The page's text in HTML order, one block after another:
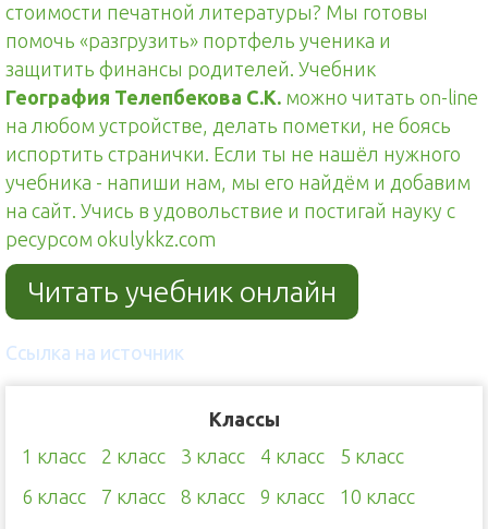
стоимости печатной литературы? Мы готовы
помочь «разгрузить» портфель ученика и
защитить финансы родителей. Учебник
География Телепбекова С.К. можно читать on-line
на любом устройстве, делать пометки, не боясь
испортить странички. Если ты не нашёл нужного
учебника - напиши нам, мы его найдём и добавим
на сайт. Учись в удовольствие и постигай науку с
ресурсом okulykkz.com
Читать учебник онлайн
Ссылка на источник
Классы
1 класс
2 класс 3 класс 4 класс
5 класс
6 класс
7 класс 8 класс 9 класс
10 класс